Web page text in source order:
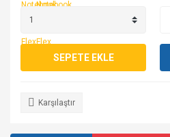
SEPETE EKLE
Karşılaştır